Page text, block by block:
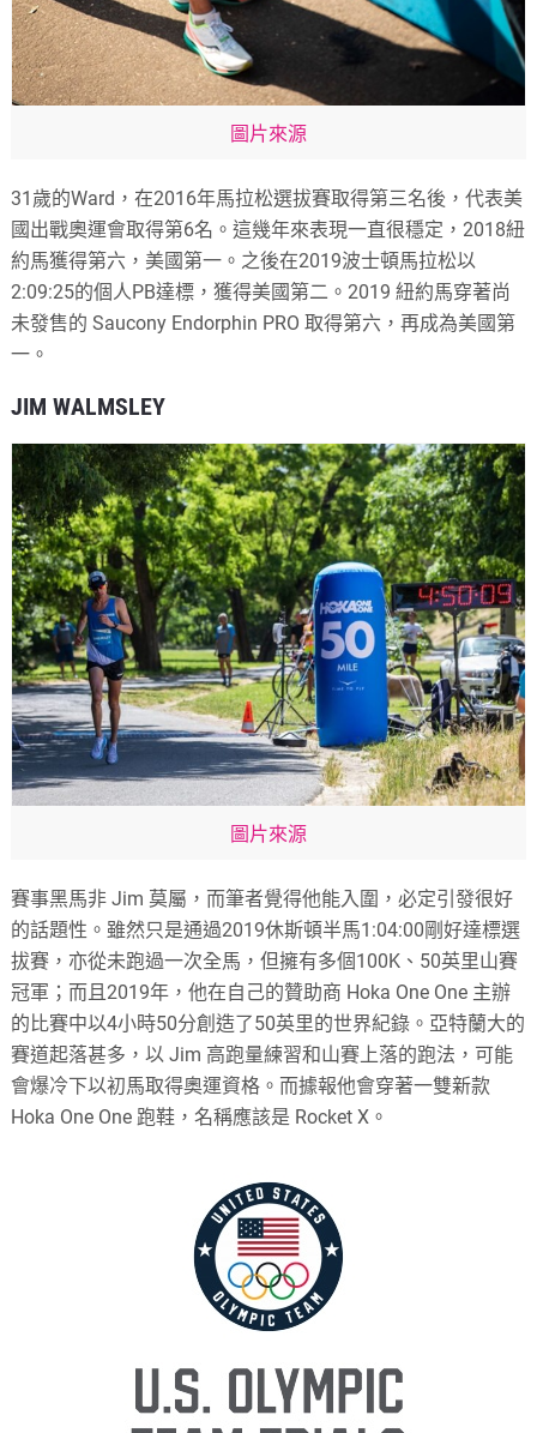
圖片來源
31歲的Ward，在2016年馬拉松選拔賽取得第三名後，代表美
國出戰奧運會取得第6名。這幾年來表現一直很穩定，2018紐
約馬獲得第六，美國第一。之後在2019波士頓馬拉松以
2:09:25的個人PB達標，獲得美國第二。2019 紐約馬穿著尚
未發售的 Saucony Endorphin PRO 取得第六，再成為美國第
一。
JIM WALMSLEY
圖片來源
賽事黑馬非 Jim 莫屬，而筆者覺得他能入圍，必定引發很好
的話題性。雖然只是通過2019休斯頓半馬1:04:00剛好達標選
拔賽，亦從未跑過一次全馬，但擁有多個100K、50英里山賽
冠軍；而且2019年，他在自己的贊助商 Hoka One One 主辦
的比賽中以4小時50分創造了50英里的世界紀錄。亞特蘭大的
賽道起落甚多，以 Jim 高跑量練習和山賽上落的跑法，可能
會爆冷下以初馬取得奧運資格。而據報他會穿著一雙新款
Hoka One One 跑鞋，名稱應該是 Rocket X。